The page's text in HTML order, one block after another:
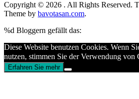
Copyright © 2026 . All Rights Reserved.
Theme by bavotasan.com.
%d Bloggern gefällt das:
Diese Website benutzen Cookies. Wenn
nutzen, stimmen Sie der Verwendung von
Erfahren Sie mehr